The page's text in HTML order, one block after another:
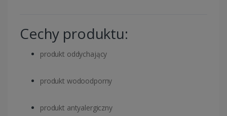
Cechy produktu:
produkt oddychający
produkt wodoodporny
produkt antyalergiczny